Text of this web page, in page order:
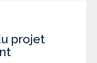
projet